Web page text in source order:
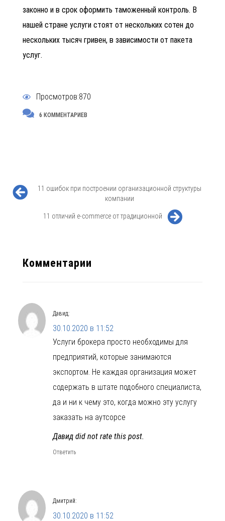
законно и в срок оформить таможенный контроль. В
нашей стране услуги стоят от нескольких сотен до
нескольких тысяч гривен, в зависимости от пакета
услуг.
Просмотров:870
6 КОММЕНТАРИЕВ
11 ошибок при построении организационной структуры
компании
11 отличий e-commerce от традиционной
Комментарии
Давид:
30.10.2020 в 11:52
Услуги брокера просто необходимы для
предприятий, которые занимаются
экспортом. Не каждая организация может
содержать в штате подобного специалиста,
да и ни к чему это, когда можно эту услугу
заказать на аутсорсе
Давид did not rate this post.
Ответить
Дмитрий:
30.10.2020 в 11:52